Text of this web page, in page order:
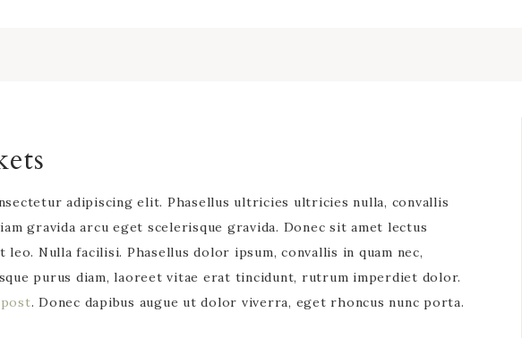
adipiscing elit. Phasellus ultricies ultricies nulla, convallis
gravida arcu eget scelerisque gravida. Donec sit amet lectus
Nulla facilisi. Phasellus dolor ipsum, convallis in quam nec,
purus diam, laoreet vitae erat tincidunt, rutrum imperdiet dolor.
. Donec dapibus augue ut dolor viverra, eget rhoncus nunc porta.